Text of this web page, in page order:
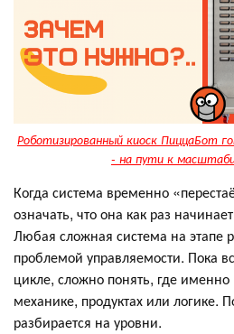
Роботизированный киоск ПиццаБот
- на пути к
Когда система временно
означать, что она как раз
Любая сложная система на этапе
проблемой управляемости. Пока
цикле, сложно понять, где
механике, продуктах или логике.
разбирается на уровни.